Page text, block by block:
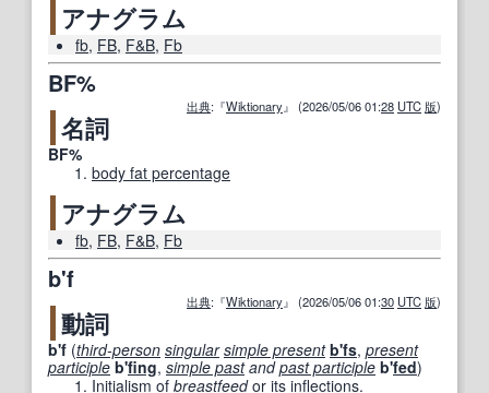
アナグラム
fb, FB, F&B, Fb
BF%
出典:『Wiktionary』 (2026/05/06 01:28 UTC 版)
名詞
BF%
body fat percentage
アナグラム
fb, FB, F&B, Fb
b'f
出典:『Wiktionary』 (2026/05/06 01:30 UTC 版)
動詞
b'f (third-person singular simple present b'fs, present
participle b'fing, simple pastandpast participle b'fed)
Initialism of breastfeed or its inflections.